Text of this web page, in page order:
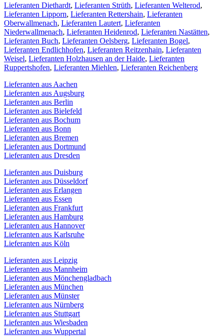
Lieferanten Diethardt, Lieferanten Strüth, Lieferanten Welterod,
Lieferanten Lipporn, Lieferanten Rettershain, Lieferanten
Oberwallmenach, Lieferanten Lautert, Lieferanten
Niederwallmenach, Lieferanten Heidenrod, Lieferanten Nastätten,
Lieferanten Buch, Lieferanten Oelsberg, Lieferanten Bogel,
Lieferanten Endlichhofen, Lieferanten Reitzenhain, Lieferanten
Weisel, Lieferanten Holzhausen an der Haide, Lieferanten
Ruppertshofen, Lieferanten Miehlen, Lieferanten Reichenberg
Lieferanten aus Aachen
Lieferanten aus Augsburg
Lieferanten aus Berlin
Lieferanten aus Bielefeld
Lieferanten aus Bochum
Lieferanten aus Bonn
Lieferanten aus Bremen
Lieferanten aus Dortmund
Lieferanten aus Dresden
Lieferanten aus Duisburg
Lieferanten aus Düsseldorf
Lieferanten aus Erlangen
Lieferanten aus Essen
Lieferanten aus Frankfurt
Lieferanten aus Hamburg
Lieferanten aus Hannover
Lieferanten aus Karlsruhe
Lieferanten aus Köln
Lieferanten aus Leipzig
Lieferanten aus Mannheim
Lieferanten aus Mönchengladbach
Lieferanten aus München
Lieferanten aus Münster
Lieferanten aus Nürnberg
Lieferanten aus Stuttgart
Lieferanten aus Wiesbaden
Lieferanten aus Wuppertal